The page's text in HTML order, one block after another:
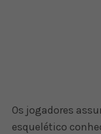
Os jogadores
esquelético